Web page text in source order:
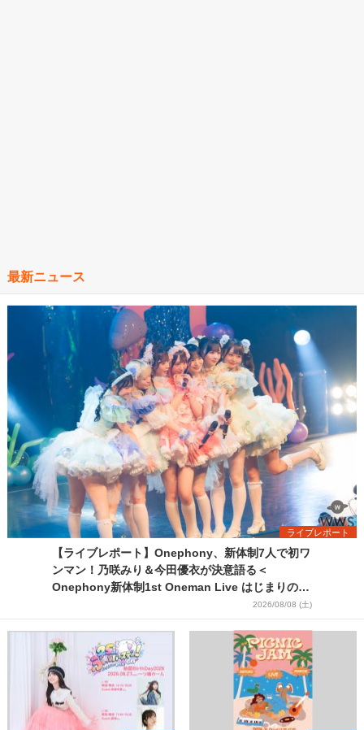
最新ニュース
ライブレポート
【ライブレポート】Onephony、新体制7人で初ワ
ンマン！乃咲みり＆今田優衣が決意語る＜
Onephony新体制1st Oneman Live はじまりの夏
2026/08/08 (土)